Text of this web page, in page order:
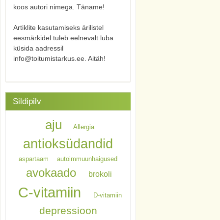
koos autori nimega. Täname!
Artiklite kasutamiseks ärilistel
eesmärkidel tuleb eelnevalt luba
küsida aadressil
info@toitumistarkus.ee. Aitäh!
Sildipilv
aju Allergia
antioksüdandid
aspartaam autoimmuunhaigused
avokaado brokoli
C-vitamiin D-vitamiin
depressioon